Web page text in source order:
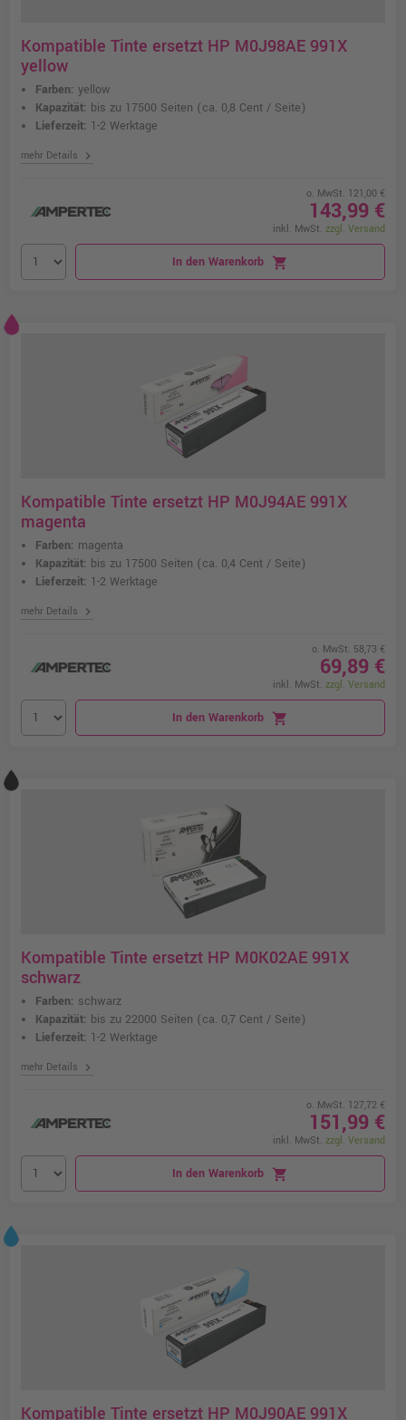
Kompatible Tinte ersetzt HP M0J98AE 991X
yellow
Farben: yellow
Kapazität: bis zu 17500 Seiten (ca. 0,8 Cent / Seite)
Lieferzeit: 1-2 Werktage
mehr Details chevron_right
o. MwSt. 121,00 €
143,99 €
inkl. MwSt. zzgl. Versand
In den Warenkorb shopping_cart
Kompatible Tinte ersetzt HP M0J94AE 991X
magenta
Farben: magenta
Kapazität: bis zu 17500 Seiten (ca. 0,4 Cent / Seite)
Lieferzeit: 1-2 Werktage
mehr Details chevron_right
o. MwSt. 58,73 €
69,89 €
inkl. MwSt. zzgl. Versand
In den Warenkorb shopping_cart
Kompatible Tinte ersetzt HP M0K02AE 991X
schwarz
Farben: schwarz
Kapazität: bis zu 22000 Seiten (ca. 0,7 Cent / Seite)
Lieferzeit: 1-2 Werktage
mehr Details chevron_right
o. MwSt. 127,72 €
151,99 €
inkl. MwSt. zzgl. Versand
In den Warenkorb shopping_cart
Kompatible Tinte ersetzt HP M0J90AE 991X